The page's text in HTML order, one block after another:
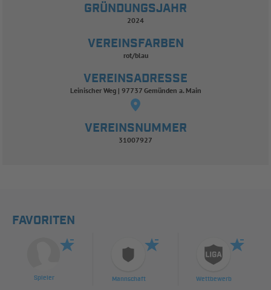
GRÜNDUNGSJAHR
2024
VEREINSFARBEN
rot/blau
VEREINSADRESSE
Leinischer Weg | 97737 Gemünden a. Main
VEREINSNUMMER
31007927
FAVORITEN
Spieler Mannschaft Wettbewerb